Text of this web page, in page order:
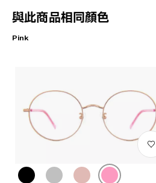
與此商品相同顏色
Pink